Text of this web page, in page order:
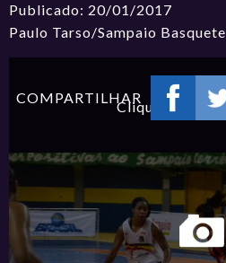
Publicado: 20/01/2017
Paulo Tarso/Sampaio Basquete
COMPARTILHAR